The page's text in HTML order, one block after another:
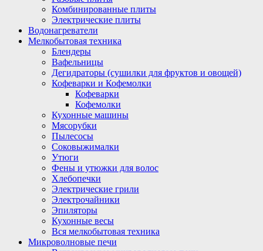
Комбинированные плиты
Электрические плиты
Водонагреватели
Мелкобытовая техника
Блендеры
Вафельницы
Дегидраторы (сушилки для фруктов и овощей)
Кофеварки и Кофемолки
Кофеварки
Кофемолки
Кухонные машины
Мясорубки
Пылесосы
Соковыжималки
Утюги
Фены и утюжки для волос
Хлебопечки
Электрические грили
Электрочайники
Эпиляторы
Кухонные весы
Вся мелкобытовая техника
Микроволновые печи